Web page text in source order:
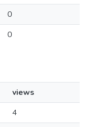
0
0
views
4